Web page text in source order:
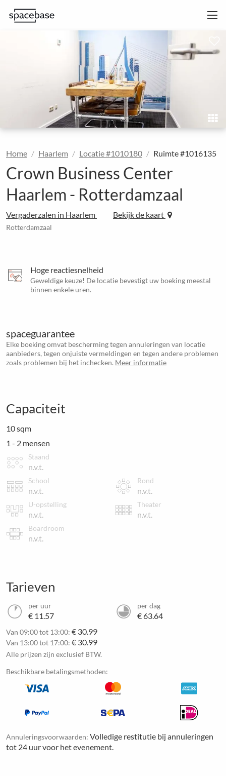
Home Haarlem Locatie #1010180 Ruimte #1016135
Crown Business Center
Haarlem - Rotterdamzaal
Vergaderzalen in Haarlem Bekijk de kaart
Rotterdamzaal
Hoge reactiesnelheid
Geweldige keuze! De locatie bevestigt uw boeking meestal
binnen enkele uren.
spaceguarantee
Elke boeking omvat bescherming tegen annuleringen van locatie
aanbieders, tegen onjuiste vermeldingen en tegen andere problemen
zoals problemen bij het inchecken. Meer informatie
Capaciteit
10 sqm
1 - 2 mensen
Staand
n.v.t.
School
n.v.t.
Rond
n.v.t.
U-opstelling
n.v.t.
Theater
n.v.t.
Boardroom
n.v.t.
Tarieven
per uur
€ 11.57
per dag
€ 63.64
Van 09:00 tot 13:00: € 30.99
Van 13:00 tot 17:00: € 30.99
Alle prijzen zijn exclusief BTW.
Beschikbare betalingsmethoden:
Annuleringsvoorwaarden: Volledige restitutie bij annuleringen
tot 24 uur voor het evenement.